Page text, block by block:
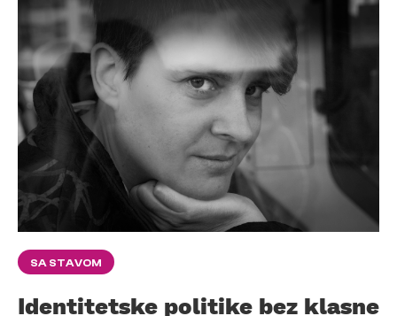
SA STAVOM
Identitetske politike bez klasne